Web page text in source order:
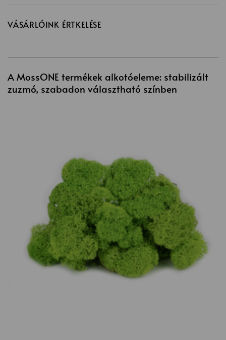
VÁSÁRLÓINK ÉRTKELÉSE
A MossONE termékek alkotóeleme: stabilizált
zuzmó, szabadon választható színben